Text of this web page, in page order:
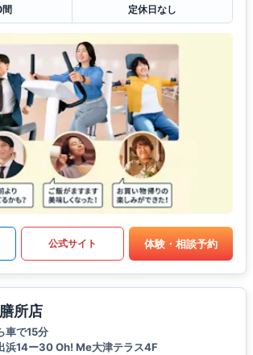
定休日なし
公式サイト 体験・相談予約
所店
車で15分
浜14ー30 Oh! Me大津テラス4F